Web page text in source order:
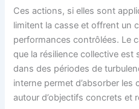
Ces actions, si elles sont
limitent la casse et offrent un
performances contrôlées. Le
que la résilience collective est
dans des périodes de
interne permet d’absorber les
autour d’objectifs concrets et